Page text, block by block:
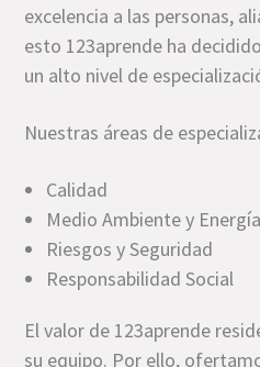
excelencia a las personas,
esto 123aprende ha
un alto nivel de
Nuestras áreas de
Calidad
Medio Ambiente y Energía
Riesgos y Seguridad
Responsabilidad Social
El valor de 123aprende
su equipo. Por ello,